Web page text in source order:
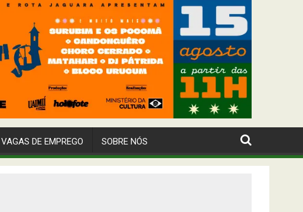
VAGAS DE EMPREGO SOBRE NÓS